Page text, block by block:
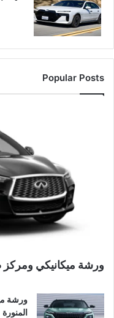
Popular Posts
ورشة ميكانيكي ومركز
ورشة
المنورة